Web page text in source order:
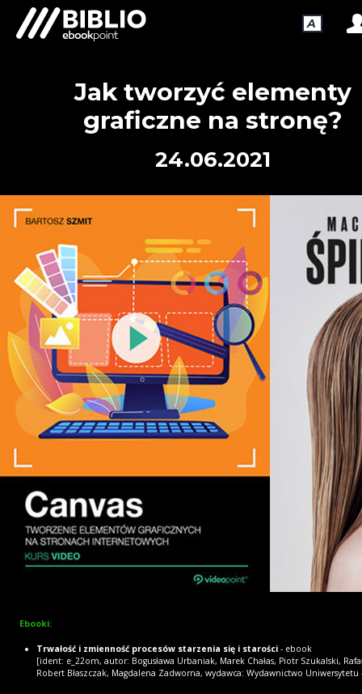
A
Jak tworzyć elementy
graficzne na stronę?
24.06.2021
Ebooki:
Trwałość i zmienność procesów starzenia się i starości- ebook
[ident: e_22om, autor: Bogusława Urbaniak, Marek Chałas, Piotr Szukalski,
Robert Błaszczak, Magdalena Zadworna, wydawca: Wydawnictwo